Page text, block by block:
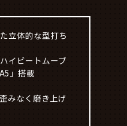
立体的な型打ち
イビートムーブ
」搭載
みなく磨き上げ